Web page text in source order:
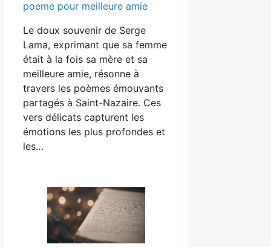
poeme pour meilleure amie
Le doux souvenir de Serge
Lama, exprimant que sa femme
était à la fois sa mère et sa
meilleure amie, résonne à
travers les poèmes émouvants
partagés à Saint-Nazaire. Ces
vers délicats capturent les
émotions les plus profondes et
les…